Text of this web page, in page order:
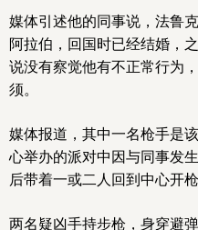
媒体引述他的同事说，法鲁
阿拉伯，回国时已经结婚，
说没有察觉他有不正常行为
须。
媒体报道，其中一名枪手是
心举办的派对中因与同事发
后带着一或二人回到中心开枪
两名疑凶手持步枪，身穿避